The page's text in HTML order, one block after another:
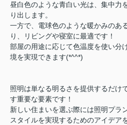
昼白色のような青白い光は、集中力
り出します。
一方で、電球色のような暖かみのあ
り、リビングや寝室に最適です！
部屋の用途に応じて色温度を使い分
境を実現できます(*^^*)
照明は単なる明るさを提供するだけ
す重要な要素です！
新しい住まいを選ぶ際には照明プラ
スタイルを実現するためのアイデア